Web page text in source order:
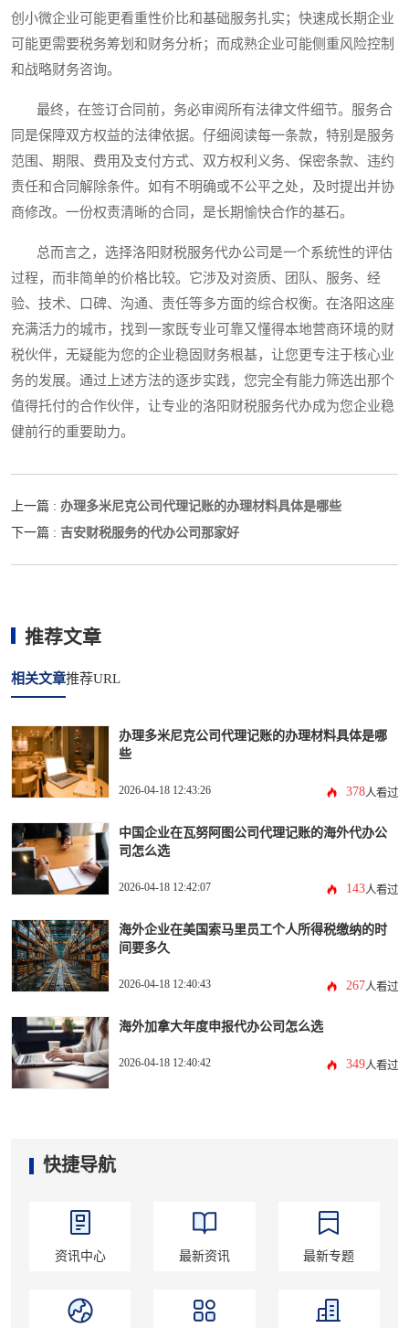
创小微企业可能更看重性价比和基础服务扎实；快速成长期企业
可能更需要税务筹划和财务分析；而成熟企业可能侧重风险控制
和战略财务咨询。
最终，在签订合同前，务必审阅所有法律文件细节。服务合
同是保障双方权益的法律依据。仔细阅读每一条款，特别是服务
范围、期限、费用及支付方式、双方权利义务、保密条款、违约
责任和合同解除条件。如有不明确或不公平之处，及时提出并协
商修改。一份权责清晰的合同，是长期愉快合作的基石。
总而言之，选择洛阳财税服务代办公司是一个系统性的评估
过程，而非简单的价格比较。它涉及对资质、团队、服务、经
验、技术、口碑、沟通、责任等多方面的综合权衡。在洛阳这座
充满活力的城市，找到一家既专业可靠又懂得本地营商环境的财
税伙伴，无疑能为您的企业稳固财务根基，让您更专注于核心业
务的发展。通过上述方法的逐步实践，您完全有能力筛选出那个
值得托付的合作伙伴，让专业的洛阳财税服务代办成为您企业稳
健前行的重要助力。
上一篇 : 办理多米尼克公司代理记账的办理材料具体是哪些
下一篇 : 吉安财税服务的代办公司那家好
推荐文章
相关文章推荐URL
办理多米尼克公司代理记账的办理材料具体是哪
些
2026-04-18 12:43:26 378人看过
中国企业在瓦努阿图公司代理记账的海外代办公
司怎么选
2026-04-18 12:42:07 143人看过
海外企业在美国索马里员工个人所得税缴纳的时
间要多久
2026-04-18 12:40:43 267人看过
海外加拿大年度申报代办公司怎么选
2026-04-18 12:40:42 349人看过
快捷导航
资讯中心 最新资讯 最新专题